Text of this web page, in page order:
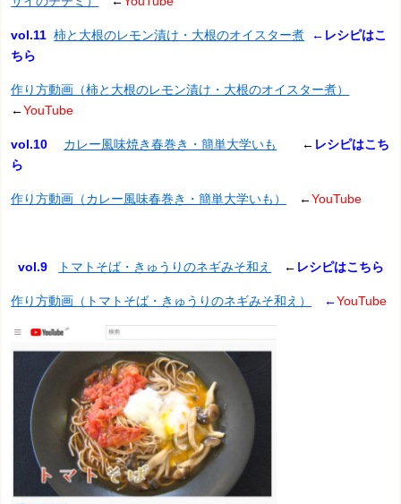
vol.11 柿と大根のレモン漬け・大根のオイスター煮 ← レシピはこ
ちら
作り方動画（柿と大根のレモン漬け・大根のオイスター煮）
←YouTube
vol.10 カレー風味焼き春巻き・簡単大学いも ← レシピはこち
ら
作り方動画（カレー風味春巻き・簡単大学いも） ←YouTube
vol.9 トマトそば・きゅうりのネギみそ和え ← レシピはこちら
作り方動画（トマトそば・きゅうりのネギみそ和え） ←YouTube